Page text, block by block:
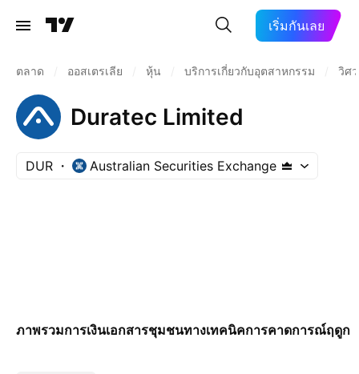
เริ่มกันเลย
ตลาด ออสเตรเลีย หุ้น บริการเกี่ยวกับอุตสาหกรรม วิศ
Duratec Limited
DUR Australian Securities Exchange
ภาพรวมการเงินเอกสารชุมชนทางเทคนิคการคาดการณ์ฤดูก